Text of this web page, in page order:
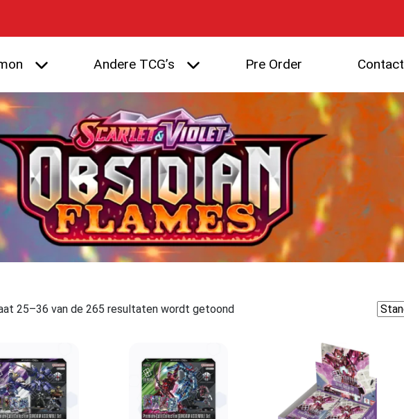
Andere TCG’s Pre Order Contact
25–36 van de 265 resultaten wordt getoond